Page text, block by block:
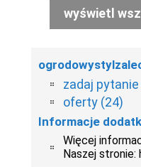
wyświetl
zadaj pytanie
oferty (24)
Informacje
Więcej
Naszej